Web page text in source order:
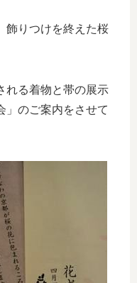
飾りつけを終えた桜
れる着物と帯の展示
」のご案内をさせて